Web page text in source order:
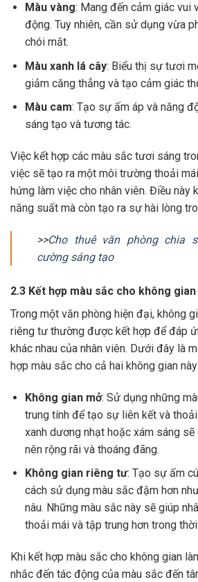
Màu vàng: Mang đến cảm giác vui
động. Tuy nhiên, cần sử dụng vừa
chói mắt.
Màu xanh lá cây: Biểu thị sự tươi
giảm căng thẳng và tạo cảm giác
Màu cam: Tạo sự ấm áp và năng
sáng tạo và tương tác.
Việc kết hợp các màu sắc tươi sáng
việc sẽ tạo ra một môi trường thoải
hứng làm việc cho nhân viên. Điều này
năng suất mà còn tạo ra sự hài lòng
>>Cho thuê văn phòng chia
cường sáng tạo
2.3 Kết hợp màu sắc cho không
Trong một văn phòng hiện đại, không
riêng tư thường được kết hợp để đáp
khác nhau của nhân viên. Dưới đây là
hợp màu sắc cho cả hai không gian này:
Không gian mở: Sử dụng những
trung tính để tạo sự liên kết và
xanh dương nhạt hoặc xám sáng
nên rộng rãi và thoáng đãng.
Không gian riêng tư: Tạo sự ấm
cách sử dụng màu sắc đậm hơn
nâu. Những màu sắc này sẽ giúp
thoải mái và tập trung hơn trong
Khi kết hợp màu sắc cho không gian
nhắc đến tác động của màu sắc đến